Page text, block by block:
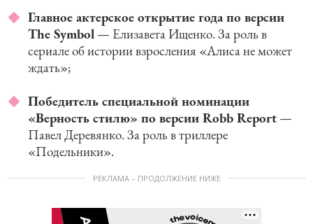
Главное актерское открытие года по версии
The Symbol — Елизавета Ищенко. За роль в
сериале об истории взросления «Алиса не может
ждать»;
Победитель специальной номинации
«Верность стилю» по версии Robb Report —
Павел Деревянко. За роль в триллере
«Подельники».
РЕКЛАМА – ПРОДОЛЖЕНИЕ НИЖЕ